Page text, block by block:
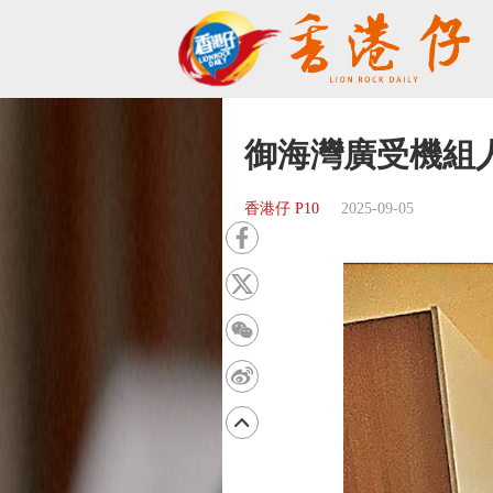
御海灣廣受機組
香港仔 P10 2025-09-05